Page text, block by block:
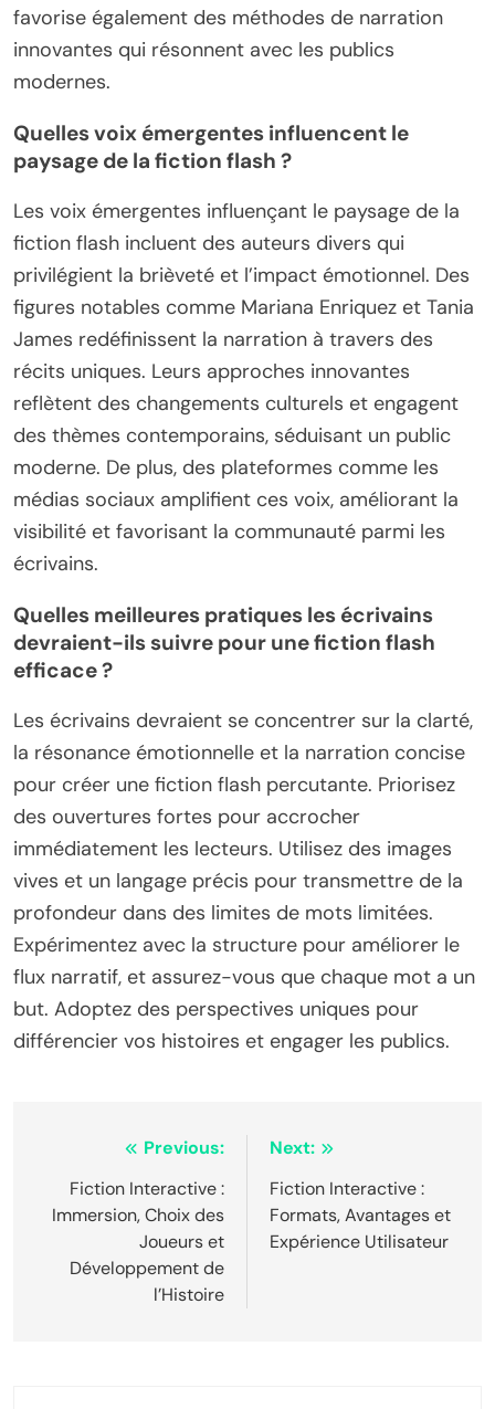
favorise également des méthodes de narration
innovantes qui résonnent avec les publics
modernes.
Quelles voix émergentes influencent le
paysage de la fiction flash ?
Les voix émergentes influençant le paysage de la
fiction flash incluent des auteurs divers qui
privilégient la brièveté et l’impact émotionnel. Des
figures notables comme Mariana Enriquez et Tania
James redéfinissent la narration à travers des
récits uniques. Leurs approches innovantes
reflètent des changements culturels et engagent
des thèmes contemporains, séduisant un public
moderne. De plus, des plateformes comme les
médias sociaux amplifient ces voix, améliorant la
visibilité et favorisant la communauté parmi les
écrivains.
Quelles meilleures pratiques les écrivains
devraient-ils suivre pour une fiction flash
efficace ?
Les écrivains devraient se concentrer sur la clarté,
la résonance émotionnelle et la narration concise
pour créer une fiction flash percutante. Priorisez
des ouvertures fortes pour accrocher
immédiatement les lecteurs. Utilisez des images
vives et un langage précis pour transmettre de la
profondeur dans des limites de mots limitées.
Expérimentez avec la structure pour améliorer le
flux narratif, et assurez-vous que chaque mot a un
but. Adoptez des perspectives uniques pour
différencier vos histoires et engager les publics.
Post navigation
Previous:
Fiction Interactive :
Immersion, Choix des
Joueurs et
Développement de
l’Histoire
Next:
Fiction Interactive :
Formats, Avantages et
Expérience Utilisateur